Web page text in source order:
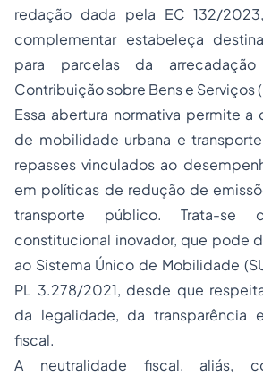
redação dada pela EC 132/
complementar estabeleça
para parcelas da
Contribuição sobre Bens e Serviços
Essa abertura normativa permite
de mobilidade urbana e
repasses vinculados ao
em políticas de redução de
transporte público. Trata-se
constitucional inovador, que pode
ao Sistema Único de Mobilidade
PL 3.278/2021, desde que
da legalidade, da transparência
fiscal.
A neutralidade fiscal, aliás,